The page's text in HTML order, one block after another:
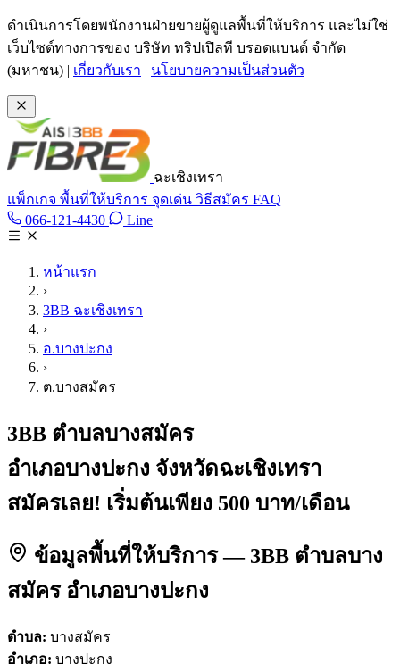
ข้ามไปเนื้อหาหลัก
ดำเนินการโดยพนักงานฝ่ายขายผู้ดูแลพื้นที่ให้บริการ และไม่ใช่
เว็บไซต์ทางการของ บริษัท ทริปเปิลที บรอดแบนด์ จำกัด
(มหาชน) | เกี่ยวกับเรา | นโยบายความเป็นส่วนตัว
ฉะเชิงเทรา
แพ็กเกจ พื้นที่ให้บริการ จุดเด่น วิธีสมัคร FAQ
066-121-4430 โทร 066-121-4430
LineLine @tan3bb
หน้าแรก
›
3BB ฉะเชิงเทรา
›
อ.บางปะกง
›
ต.บางสมัคร
3BB ตำบลบางสมัคร
อำเภอบางปะกง จังหวัดฉะเชิงเทรา
สมัครเลย! เริ่มต้นเพียง 500 บาท/เดือน
ข้อมูลพื้นที่ให้บริการ — 3BB ตำบลบาง
สมัคร อำเภอบางปะกง
ตำบล: บางสมัคร
อำเภอ: บางปะกง